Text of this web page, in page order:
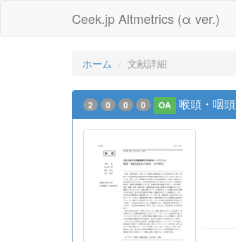
Ceek.jp Altmetrics (α ver.)
ホーム 文献詳細
2 0 0 0 OA 喉頭・咽